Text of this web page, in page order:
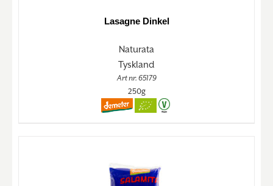
Lasagne Dinkel
Naturata
Tyskland
Art nr. 65179
250g